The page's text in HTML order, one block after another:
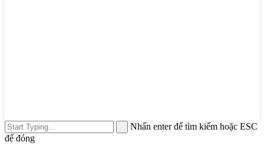
Nhấn enter để tìm kiếm hoặc ESC
để đóng